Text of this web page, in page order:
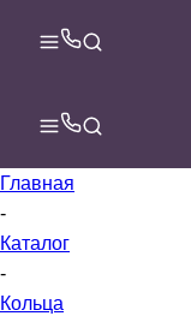
Главная
-
Каталог
-
Кольца